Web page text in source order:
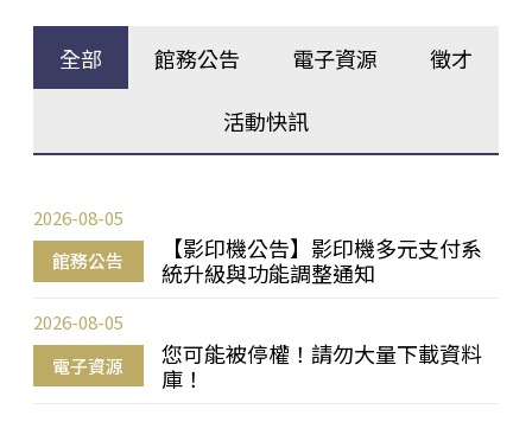
全部 館務公告 電子資源 徵才
活動快訊
館務公告
【影印機公告】影印機多元支付系
統升級與功能調整通知
2026-08-05
電子資源
您可能被停權！請勿大量下載資料
庫！
2026-08-05